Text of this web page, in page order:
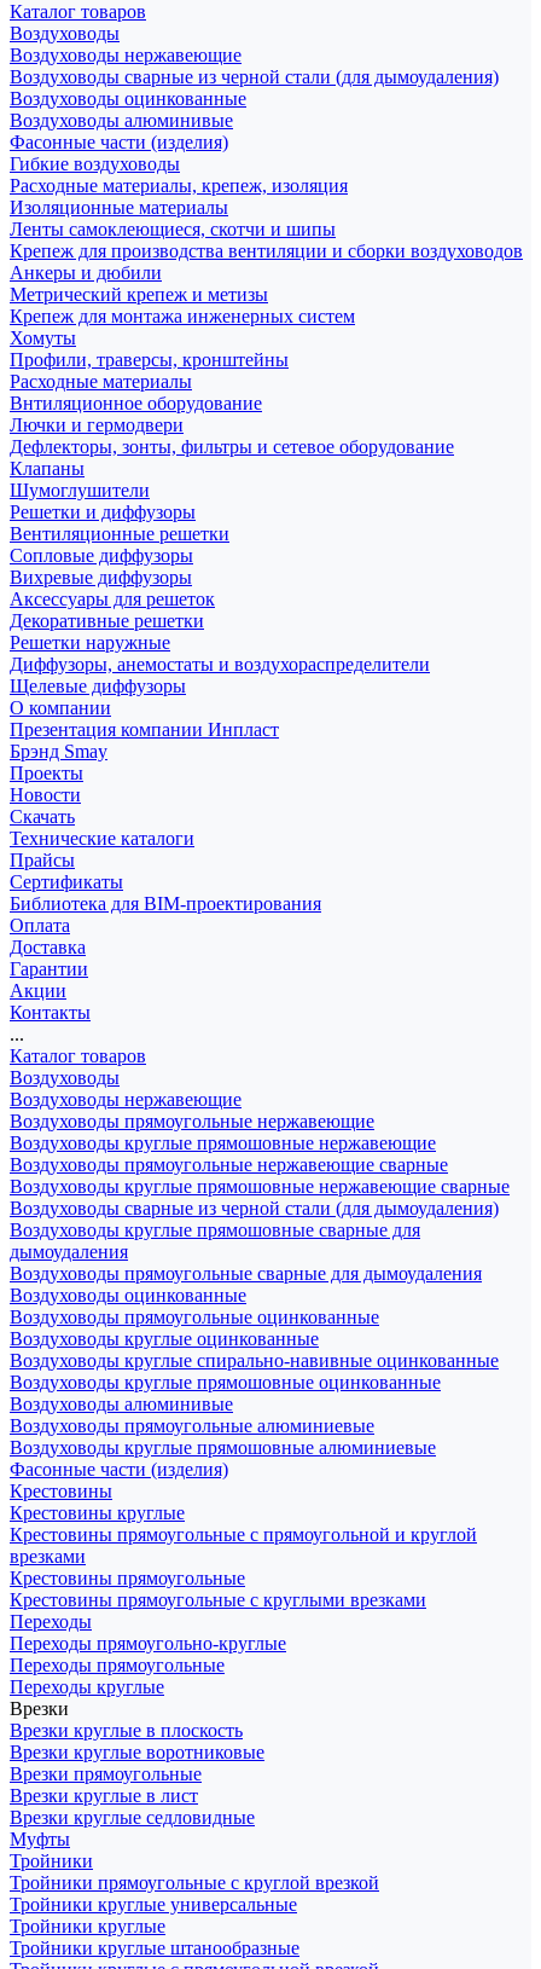
Каталог товаров
Воздуховоды
Воздуховоды нержавеющие
Воздуховоды сварные из черной стали (для дымоудаления)
Воздуховоды оцинкованные
Воздуховоды алюминивые
Фасонные части (изделия)
Гибкие воздуховоды
Расходные материалы, крепеж, изоляция
Изоляционные материалы
Ленты самоклеющиеся, скотчи и шипы
Крепеж для производства вентиляции и сборки воздуховодов
Анкеры и дюбили
Метрический крепеж и метизы
Крепеж для монтажа инженерных систем
Хомуты
Профили, траверсы, кронштейны
Расходные материалы
Внтиляционное оборудование
Лючки и гермодвери
Дефлекторы, зонты, фильтры и сетевое оборудование
Клапаны
Шумоглушители
Решетки и диффузоры
Вентиляционные решетки
Сопловые диффузоры
Вихревые диффузоры
Аксессуары для решеток
Декоративные решетки
Решетки наружные
Диффузоры, анемостаты и воздухораспределители
Щелевые диффузоры
О компании
Презентация компании Инпласт
Брэнд Smay
Проекты
Новости
Скачать
Технические каталоги
Прайсы
Сертификаты
Библиотека для BIM-проектирования
Оплата
Доставка
Гарантии
Акции
Контакты
...
Каталог товаров
Воздуховоды
Воздуховоды нержавеющие
Воздуховоды прямоугольные нержавеющие
Воздуховоды круглые прямошовные нержавеющие
Воздуховоды прямоугольные нержавеющие сварные
Воздуховоды круглые прямошовные нержавеющие сварные
Воздуховоды сварные из черной стали (для дымоудаления)
Воздуховоды круглые прямошовные сварные для
дымоудаления
Воздуховоды прямоугольные сварные для дымоудаления
Воздуховоды оцинкованные
Воздуховоды прямоугольные оцинкованные
Воздуховоды круглые оцинкованные
Воздуховоды круглые спирально-навивные оцинкованные
Воздуховоды круглые прямошовные оцинкованные
Воздуховоды алюминивые
Воздуховоды прямоугольные алюминиевые
Воздуховоды круглые прямошовные алюминиевые
Фасонные части (изделия)
Крестовины
Крестовины круглые
Крестовины прямоугольные с прямоугольной и круглой
врезками
Крестовины прямоугольные
Крестовины прямоугольные с круглыми врезками
Переходы
Переходы прямоугольно-круглые
Переходы прямоугольные
Переходы круглые
Врезки
Врезки круглые в плоскость
Врезки круглые воротниковые
Врезки прямоугольные
Врезки круглые в лист
Врезки круглые седловидные
Муфты
Тройники
Тройники прямоугольные с круглой врезкой
Тройники круглые универсальные
Тройники круглые
Тройники круглые штанообразные